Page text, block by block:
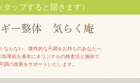
ならない、慢性的な不調をお持ちのあなたへ
気導術を基本にオリジナルの検査法と施術で
調の改善をサポートいたします。
タップすると開きます）